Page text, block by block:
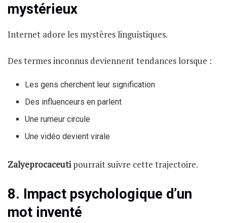
mystérieux
Internet adore les mystères linguistiques.
Des termes inconnus deviennent tendances lorsque :
Les gens cherchent leur signification
Des influenceurs en parlent
Une rumeur circule
Une vidéo devient virale
Zalyeprocaceutipourrait suivre cette trajectoire.
8. Impact psychologique d’un
mot inventé